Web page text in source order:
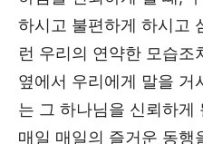
하시고 불편하게 하시고
런 우리의 연약한 모습조
옆에서 우리에게 말을 거
는 그 하나님을 신뢰하게
매일 매일의 즐거운 동행